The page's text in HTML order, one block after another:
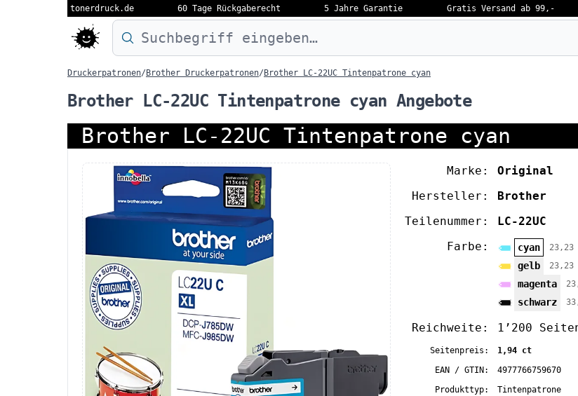
tonerdruck.de 60 Tage Rückgaberecht 5 Jahre Garantie Gratis Versand ab 99,-
Druckermodell oder Produktnamen eingeben…
Druckerpatronen/ Brother Druckerpatronen/ Brother LC-22UC Tintenpatrone cyan
Brother LC-22UC Tintenpatrone cyan Angebote
Brother LC-22UC Tintenpatrone cyan
Marke:
Original
Hersteller:
Brother
Teilenummer:
LC-22UC
Farbe:
cyan 23,23
gelb 23,23
magenta
schwarz
Reichweite: 1’200
Seitenpreis:
1,94 ct
EAN / GTIN:
4977766759670
Produkttyp:
Tintenpatrone